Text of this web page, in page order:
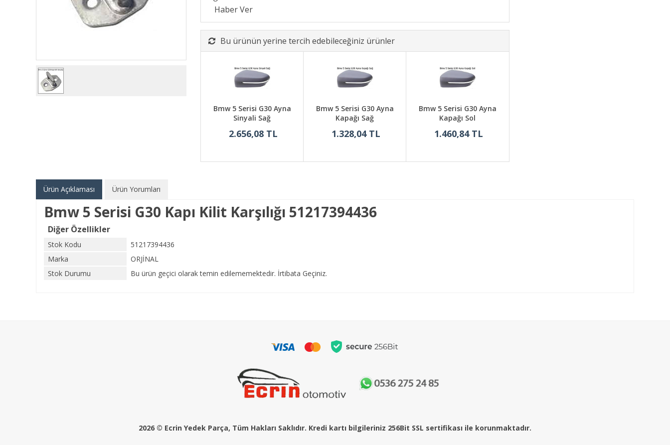
Bu ürünün yerine tercih edebileceğiniz ürünler
Bmw 5 Serisi G30 Ayna
Sinyali Sağ
2.656,08 TL
Bmw 5 Serisi G30 Ayna
Kapağı Sağ
1.328,04 TL
Bmw 5 Serisi G30 Ayna
Kapağı Sol
1.460,84 TL
Ürün Açıklaması Ürün Yorumları
Bmw 5 Serisi G30 Kapı Kilit Karşılığı 51217394436
Diğer Özellikler
Stok Kodu
51217394436
Marka
ORJİNAL
Stok Durumu
Bu ürün geçici olarak temin edilememektedir. İrtibata Geçiniz.
2026 © Ecrin Yedek Parça, Tüm Hakları Saklıdır. Kredi kartı bilgileriniz 256Bit SSL sertifikası ile korunmaktadır.